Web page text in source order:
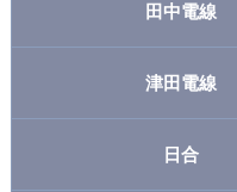
田中電線
津田電線
日合